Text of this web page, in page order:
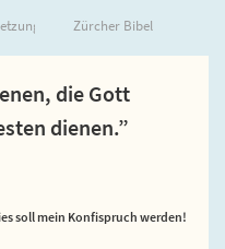
Zürcher Bibel
die Gott
dienen.”
soll mein Konfispruch werden!